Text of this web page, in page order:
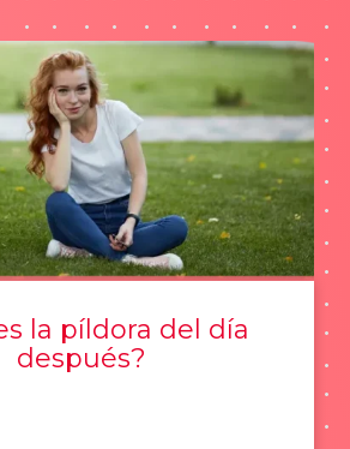
la píldora del día
después?